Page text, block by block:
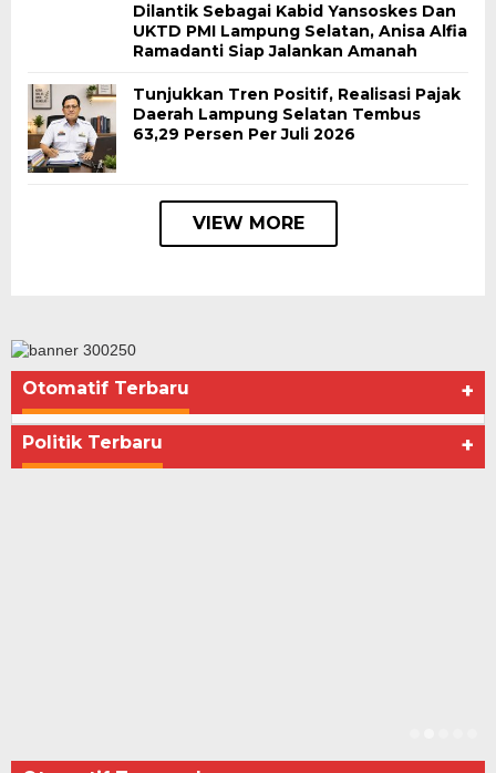
Dilantik Sebagai Kabid Yansoskes Dan
UKTD PMI Lampung Selatan, Anisa Alfia
Ramadanti Siap Jalankan Amanah
Tunjukkan Tren Positif, Realisasi Pajak
Daerah Lampung Selatan Tembus
63,29 Persen Per Juli 2026
VIEW MORE
Otomatif Terbaru +
Politik Terbaru +
Seberapa Bahayanya Doping?
Di Advertorial, Kesehatan, Politik